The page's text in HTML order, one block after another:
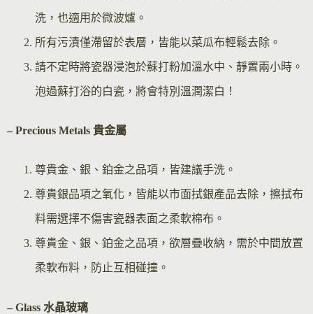
洗，也適用於微波爐。
所有污漬僅滯留於表層，皆能以菜瓜布輕鬆去除。
請不定時將瓷器浸泡於蘇打粉加溫水中、靜置兩小時。
泡過蘇打浴的白瓷，將會特別溫潤潔白！
– Precious Metals 貴金屬
尊貴金、銀、鉑金之品項，皆建議手洗。
尊貴銀品項之氧化，皆能以市面拭銀產品去除，擦拭布
料需選擇不傷害瓷器表面之柔軟棉布。
尊貴金、銀、鉑金之品項，欲層疊收納，需於中間放置
柔軟布料，防止互相碰撞。
– Glass 水晶玻璃